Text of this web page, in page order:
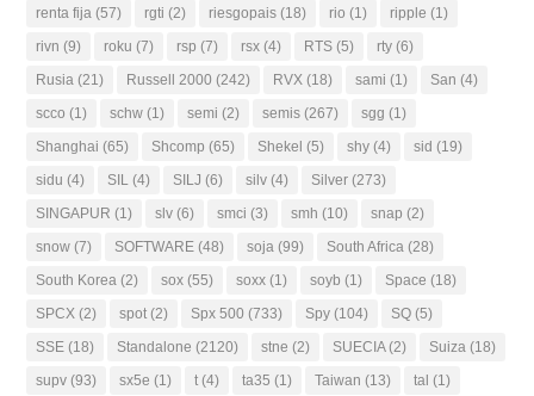
renta fija (57) rgti (2) riesgopais (18) rio (1) ripple (1)
rivn (9) roku (7) rsp (7) rsx (4) RTS (5) rty (6)
Rusia (21) Russell 2000 (242) RVX (18) sami (1) San (4)
scco (1) schw (1) semi (2) semis (267) sgg (1)
Shanghai (65) Shcomp (65) Shekel (5) shy (4) sid (19)
sidu (4) SIL (4) SILJ (6) silv (4) Silver (273)
SINGAPUR (1) slv (6) smci (3) smh (10) snap (2)
snow (7) SOFTWARE (48) soja (99) South Africa (28)
South Korea (2) sox (55) soxx (1) soyb (1) Space (18)
SPCX (2) spot (2) Spx 500 (733) Spy (104) SQ (5)
SSE (18) Standalone (2120) stne (2) SUECIA(2) Suiza (18)
supv (93) sx5e (1) t (4) ta35 (1) Taiwan (13) tal (1)